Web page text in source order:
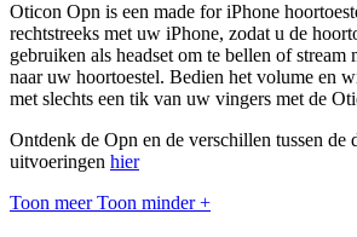
Oticon Opn is een made for iPhone
rechtstreeks met uw iPhone, zodat u de
gebruiken als headset om te bellen of stream
naar uw hoortoestel. Bedien het volume en
met slechts een tik van uw vingers met de
Ontdenk de Opn en de verschillen tussen de
uitvoeringen hier
Toon meer Toon minder +